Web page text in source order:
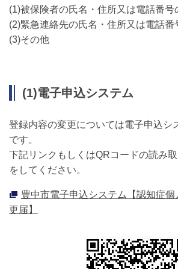
(1)被保険者の氏名・住所又は電話番号
(2)緊急連絡先の氏名・住所又は電話番
(3)その他
(1)電子申込システム
登録内容の変更については電子申込シ
です。
下記リンクもしくはQRコードの読み
をしてください。
豊中市電子申込システム【認知症
更届】